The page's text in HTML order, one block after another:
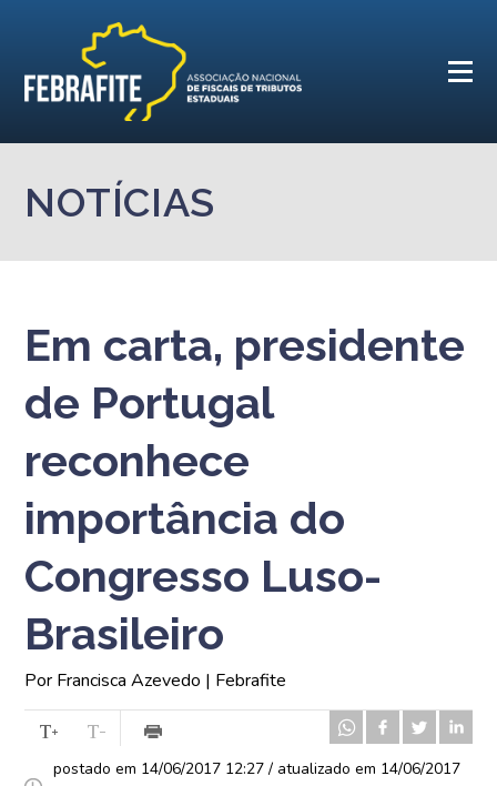
NOTÍCIAS
Em carta, presidente
de Portugal
reconhece
importância do
Congresso Luso-
Brasileiro
Por Francisca Azevedo | Febrafite
postado em 14/06/2017 12:27 / atualizado em 14/06/2017